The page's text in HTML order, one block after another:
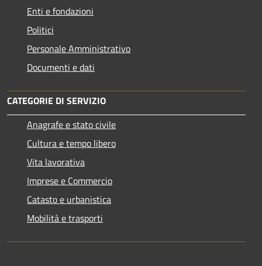
Enti e fondazioni
Politici
Personale Amministrativo
Documenti e dati
CATEGORIE DI SERVIZIO
Anagrafe e stato civile
Cultura e tempo libero
Vita lavorativa
Imprese e Commercio
Catasto e urbanistica
Mobilità e trasporti